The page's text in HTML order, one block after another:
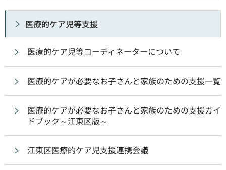
医療的ケア児等支援
医療的ケア児等コーディネーターについて
医療的ケアが必要なお子さんと家族のための支援一覧
医療的ケアが必要なお子さんと家族のための支援ガイ
ドブック～江東区版～
江東区医療的ケア児支援連携会議